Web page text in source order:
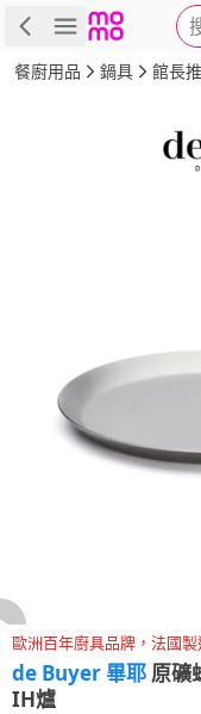
商品
餐廚用品 鍋具 館長
歐洲百年廚具品牌，法國
de Buyer 畢耶 原礦
IH爐